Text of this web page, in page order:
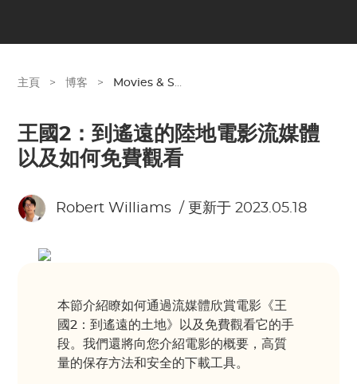
主頁 > 博客 > Movies & Shows
王國2：到遙遠的陸地電影流媒體
以及如何免費觀看
Robert Williams / 更新于 2023.05.18
本節介紹瞭如何通過流媒體欣賞電影《王
國2：到遙遠的土地》以及免費觀看它的手
段。我們還將向您介紹電影的概要，高質
量的保存方法和安全的下載工具。